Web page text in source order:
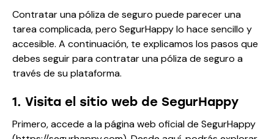
Contratar una póliza de seguro puede parecer una
tarea complicada, pero SegurHappy lo hace sencillo y
accesible. A continuación, te explicamos los pasos que
debes seguir para contratar una póliza de seguro a
través de su plataforma.
1. Visita el sitio web de SegurHappy
Primero, accede a la página web oficial de SegurHappy